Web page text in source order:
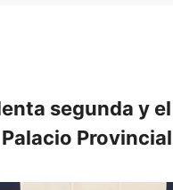
segunda y